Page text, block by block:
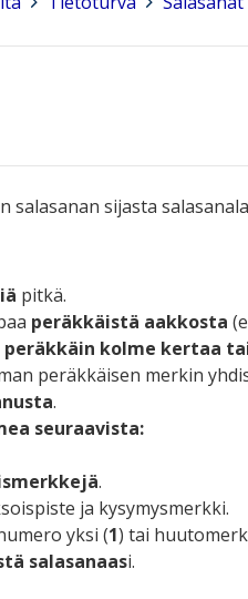
sijasta
pitkä.
peräkkäistä aakkosta
kolme kertaa
peräkkäisen merkin
.
seuraavista:
.
ja kysymysmerkki.
yksi (1) tai
salasanaasi.